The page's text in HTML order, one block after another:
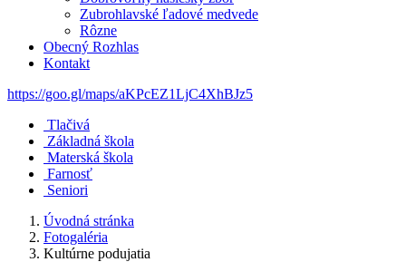
Zubrohlavské ľadové medvede
Rôzne
Obecný Rozhlas
Kontakt
https://goo.gl/maps/aKPcEZ1LjC4XhBJz5
Tlačivá
Základná škola
Materská škola
Farnosť
Seniori
Úvodná stránka
Fotogaléria
Kultúrne podujatia